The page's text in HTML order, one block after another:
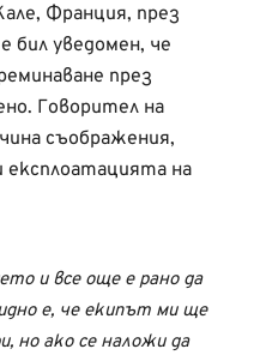
Франция, през
бил уведомен, че
през
Говорител на
съображения,
експлоатацията на
и все още е рано да
е, че екипът ми ще
но ако се наложи да